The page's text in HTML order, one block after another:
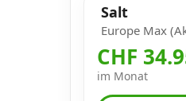
Salt
Europe Max
CHF
im Monat